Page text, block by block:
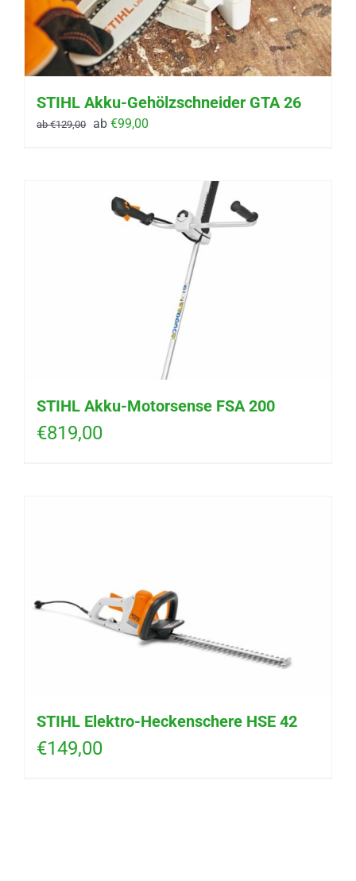
STIHL Akku-Gehölzschneider GTA 26
ab€129,00 ab €99,00
STIHL Akku-Motorsense FSA 200
€819,00
STIHL Elektro-Heckenschere HSE 42
€149,00